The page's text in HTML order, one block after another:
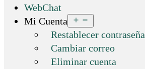
WebChat
Mi Cuenta
el
menú
Restablecer contraseña
Cambiar correo
Eliminar cuenta